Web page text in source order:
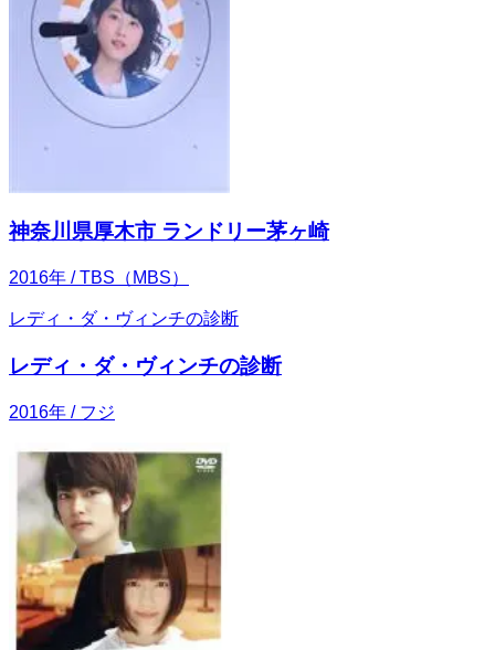
神奈川県厚木市 ランドリー茅ヶ崎
2016年 / TBS（MBS）
レディ・ダ・ヴィンチの診断
レディ・ダ・ヴィンチの診断
2016年 / フジ